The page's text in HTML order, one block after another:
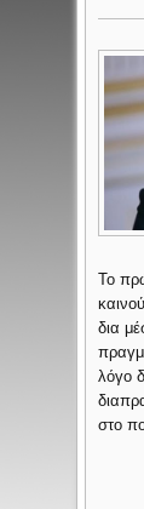
Το
δια
λόγο
στο